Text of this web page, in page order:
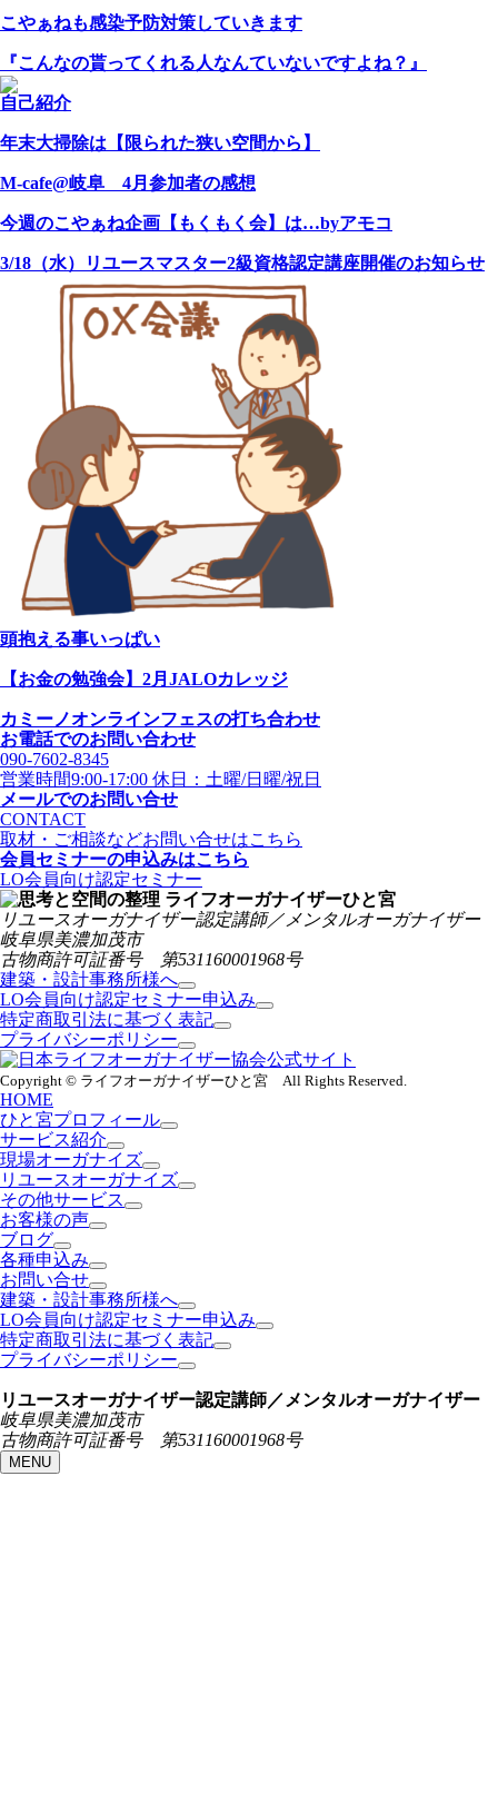
こやぁねも感染予防対策していきます
『こんなの貰ってくれる人なんていないですよね？』
自己紹介
年末大掃除は【限られた狭い空間から】
M-cafe@岐阜 4月参加者の感想
今週のこやぁね企画【もくもく会】は…byアモコ
3/18（水）リユースマスター2級資格認定講座開催のお知らせ
頭抱える事いっぱい
【お金の勉強会】2月JALOカレッジ
カミーノオンラインフェスの打ち合わせ
お電話でのお問い合わせ
090-7602-8345
営業時間9:00-17:00 休日：土曜/日曜/祝日
メールでのお問い合せ
CONTACT
取材・ご相談などお問い合せはこちら
会員セミナーの申込みはこちら
LO会員向け認定セミナー
リユースオーガナイザー認定講師／メンタルオーガナイザー
岐阜県美濃加茂市
古物商許可証番号 第531160001968号
建築・設計事務所様へ
LO会員向け認定セミナー申込み
特定商取引法に基づく表記
プライバシーポリシー
Copyright © ライフオーガナイザーひと宮 All Rights Reserved.
HOME
ひと宮プロフィール
サービス紹介
現場オーガナイズ
リユースオーガナイズ
その他サービス
お客様の声
ブログ
各種申込み
お問い合せ
建築・設計事務所様へ
LO会員向け認定セミナー申込み
特定商取引法に基づく表記
プライバシーポリシー
リユースオーガナイザー認定講師／メンタルオーガナイザー
岐阜県美濃加茂市
古物商許可証番号 第531160001968号
MENU